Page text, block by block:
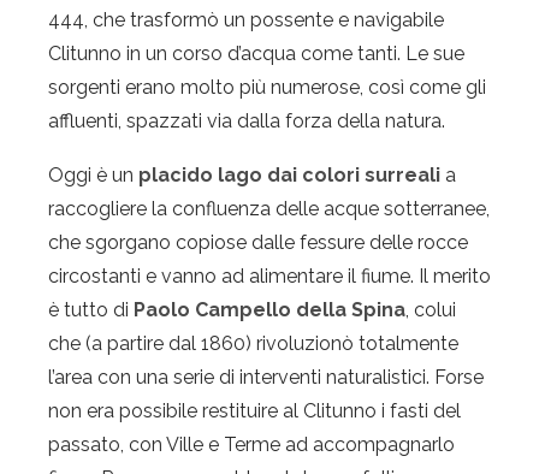
444, che trasformò un possente e navigabile
Clitunno in un corso d’acqua come tanti. Le sue
sorgenti erano molto più numerose, così come gli
affluenti, spazzati via dalla forza della natura.
Oggi è un placido lago dai colori surreali a
raccogliere la confluenza delle acque sotterranee,
che sgorgano copiose dalle fessure delle rocce
circostanti e vanno ad alimentare il fiume. Il merito
è tutto di Paolo Campello della Spina, colui
che (a partire dal 1860) rivoluzionò totalmente
l’area con una serie di interventi naturalistici. Forse
non era possibile restituire al Clitunno i fasti del
passato, con Ville e Terme ad accompagnarlo